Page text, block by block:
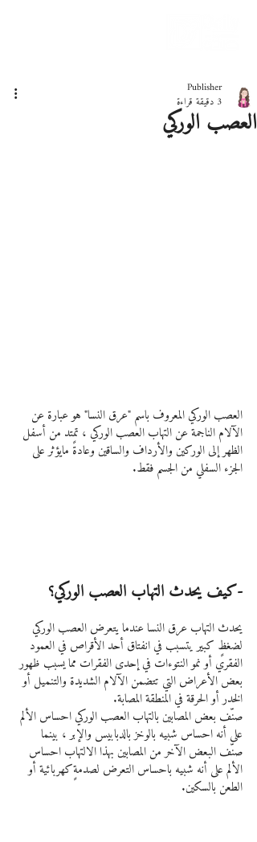
العصب الوركي
Publisher
3 دقيقة قراءة
العصب الوركي المعروف باسم "عرق النسا" هو عبارة عن
الآلام الناجمة عن التهاب العصب الوركي ، تمتد من أسفل
الظهر إلى الوركين والأرداف والساقين وعادةً مايؤثر على
الجزء السفلي من الجسم فقط.
-كيف يحدث التهاب العصب الوركي؟
يحدث التهاب عرق النسا عندما يتعرض العصب الوركي
لضغظٍ كبير يتسبب في انفتاق أحد الأقراص في العمود
الفقري أو نمو النتوءات في إحدى الفقرات مما يسبب ظهور
بعض الأعراض التي تتضمن الآلام الشديدة والتنميل أو
الخدر أو الحرقة في المنطقة المصابة.
صنّف بعض المصابين بالتهاب العصب الوركي احساس الألم
على أنه احساس شبيه بالوخز بالدبابيس والإبر ، بينما
صنّف البعض الآخر من المصابين بهذا الالتهاب احساس
الألم على أنه شبيه باحساس التعرض لصدمةٍ كهربائية أو
الطعن بالسكين.